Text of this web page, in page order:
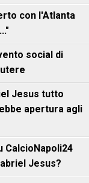
con l'Atlanta
social di
Jesus tutto
apertura agli
CalcioNapoli24
Jesus?